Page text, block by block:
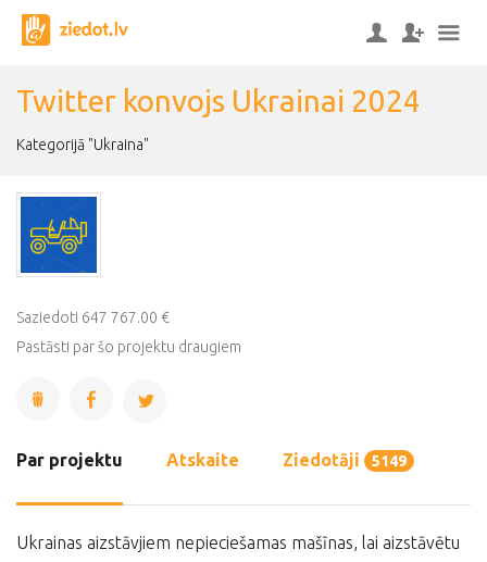
Twitter konvojs Ukrainai 2024
Kategorijā "Ukraina"
Saziedoti 647 767.00 €
Pastāsti par šo projektu draugiem
Par projektu Atskaite Ziedotāji 5149
Ukrainas aizstāvjiem nepieciešamas mašīnas, lai aizstāvētu